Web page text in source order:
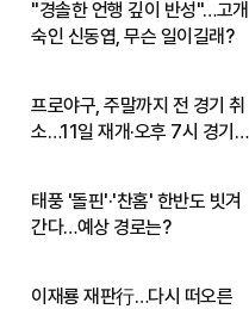
"경솔한 언행 깊이 반성"…고개
숙인 신동엽, 무슨 일이길래?
프로야구, 주말까지 전 경기 취
소…11일 재개·오후 7시 경기
태풍 '돌핀'·'찬홈' 한반도 빗겨
간다…예상 경로는?
이재룡 재판行…다시 떠오른